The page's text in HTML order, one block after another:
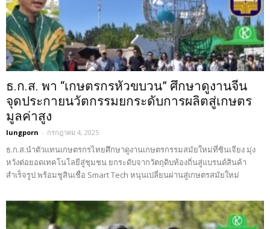
ธ.ก.ส. พา “เกษตรกรหัวขบวน” ศึกษาดูงานจีน
จุดประกายนวัตกรรมยกระดับการผลิตสู่เกษตร
มูลค่าสูง
lungporn - กรกฎาคม 4, 2025
ธ.ก.ส.นำตัวแทนเกษตรกรไทยศึกษาดูงานเกษตรกรรมสมัยใหม่ที่ซินเจียง มุ่ง
หวังต่อยอดเทคโนโลยีสู่ชุมชน ยกระดับจากวัตถุดิบท้องถิ่นสู่แบรนด์สินค้า
สำเร็จรูป พร้อมชูสินเชื่อ Smart Tech หนุนเปลี่ยนผ่านสู่เกษตรสมัยใหม่